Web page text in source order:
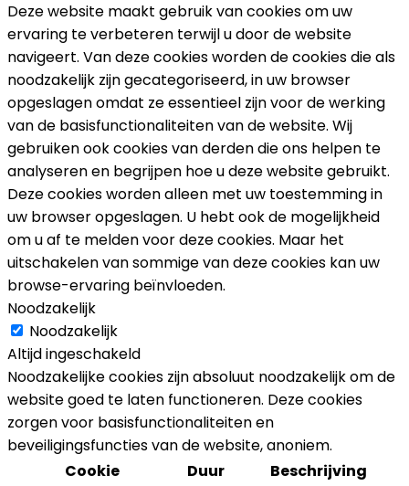
Deze website maakt gebruik van cookies om uw
ervaring te verbeteren terwijl u door de website
navigeert. Van deze cookies worden de cookies die als
noodzakelijk zijn gecategoriseerd, in uw browser
opgeslagen omdat ze essentieel zijn voor de werking
van de basisfunctionaliteiten van de website. Wij
gebruiken ook cookies van derden die ons helpen te
analyseren en begrijpen hoe u deze website gebruikt.
Deze cookies worden alleen met uw toestemming in
uw browser opgeslagen. U hebt ook de mogelijkheid
om u af te melden voor deze cookies. Maar het
uitschakelen van sommige van deze cookies kan uw
browse-ervaring beïnvloeden.
Noodzakelijk
Noodzakelijk
Altijd ingeschakeld
Noodzakelijke cookies zijn absoluut noodzakelijk om de
website goed te laten functioneren. Deze cookies
zorgen voor basisfunctionaliteiten en
beveiligingsfuncties van de website, anoniem.
Cookie
Duur Beschrijving